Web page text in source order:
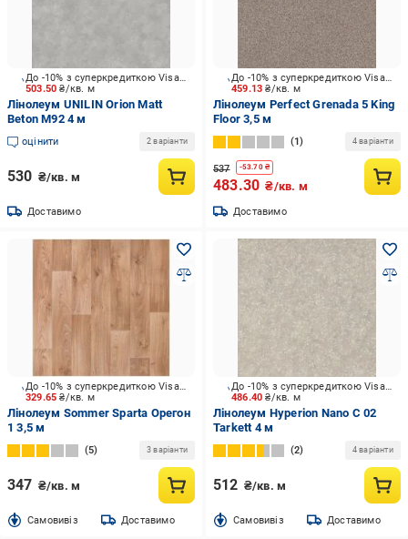
503.50₴/кв. м
До -10% з суперкредиткою Visa Вигода
Лінолеум UNILIN Orion Matt
Beton M92 4 м
оцінити 2 варіанти
530 ₴/кв. м
Доставимо
459.13₴/кв. м
До -10% з суперкредиткою Visa Вигода
Лінолеум Perfect Grenada 5 King
Floor 3,5 м
1 4 варіанти
537 -53.70₴
483.30 ₴/кв. м
Доставимо
329.65₴/кв. м
До -10% з суперкредиткою Visa Вигода
Лінолеум Sommer Sparta Орегон
1 3,5 м
5 3 варіанти
347 ₴/кв. м
Cамовивіз Доставимо
486.40₴/кв. м
До -10% з суперкредиткою Visa Вигода
Лінолеум Hyperion Nano C 02
Tarkett 4 м
2 4 варіанти
512 ₴/кв. м
Cамовивіз Доставимо